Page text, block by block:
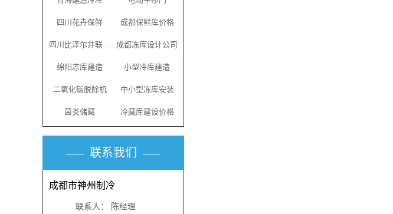
四川花卉保鲜 成都保鲜库价格
四川比泽尔并联机组 成都冻库设计公司
绵阳冻库建造 小型冷库建造
二氧化碳脱除机 中小型冻库安装
菌类储藏 冷藏库建设价格
联系我们
成都市神州制冷
联系人： 陈经理